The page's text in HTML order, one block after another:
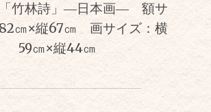
「竹林詩」―日本画― 額サ
㎝×縦67㎝ 画サイズ：横
59㎝×縦44㎝